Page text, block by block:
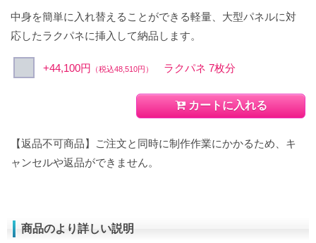
中身を簡単に入れ替えることができる軽量、大型パネルに対
応したラクパネに挿入して納品します。
+44,100円 （税込48,510円） ラクパネ 7枚分
カートに入れる
【返品不可商品】ご注文と同時に制作作業にかかるため、キ
ャンセルや返品ができません。
商品のより詳しい説明